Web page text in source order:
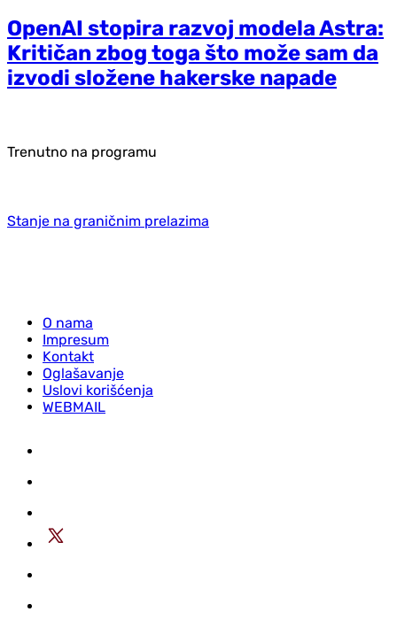
OpenAI stopira razvoj modela Astra:
Kritičan zbog toga što može sam da
izvodi složene hakerske napade
Trenutno na programu
Stanje na graničnim prelazima
O nama
Impresum
Kontakt
Oglašavanje
Uslovi korišćenja
WEBMAIL